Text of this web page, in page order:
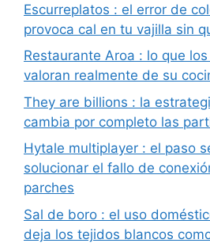
Escurreplatos : el error de
provoca cal en tu vajilla sin
Restaurante Aroa : lo que
valoran realmente de su
They are billions : la
cambia por completo las
Hytale multiplayer : el paso
solucionar el fallo de
parches
Sal de boro : el uso
deja los tejidos blancos